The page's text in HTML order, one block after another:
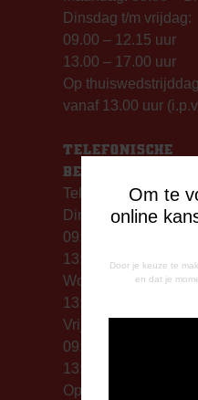
Om te
online
Door je keuze te
en dat je
Dinsdag t/m vrijdag:
09.00 – 12.15 uur
13.00 – 17.00 uur
Op
vanaf 13.00 uur
TELEFONISCHE
BEREIKBAARHEID
Telefonisch
Dinsdag
09:00 - 12:15 uur
13:00 - 17:00 uur
Woensdag
13:00 - 17:00 uur
Vrijdag
09:00 - 12:15 uur
13:00 - 17:00 uur
Op